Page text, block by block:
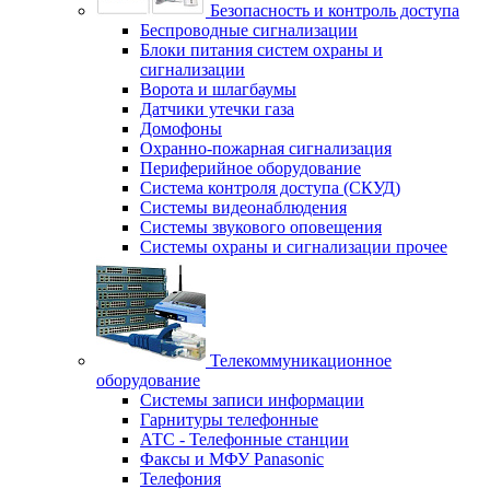
Безопасность и контроль доступа
Беспроводные сигнализации
Блоки питания систем охраны и
сигнализации
Ворота и шлагбаумы
Датчики утечки газа
Домофоны
Охранно-пожарная сигнализация
Периферийное оборудование
Система контроля доступа (СКУД)
Системы видеонаблюдения
Системы звукового оповещения
Системы охраны и сигнализации прочее
Телекоммуникационное
оборудование
Системы записи информации
Гарнитуры телефонные
АТС - Телефонные станции
Факсы и МФУ Panasonic
Телефония